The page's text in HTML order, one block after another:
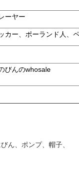
ーヤー
カー、ポーランド人、
びんのwhosale
ん、ポンプ、帽子、